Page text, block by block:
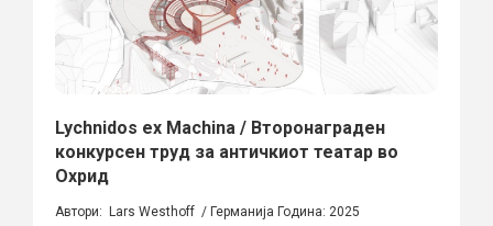
Lychnidos ex Machina / Второнаграден
конкурсен труд за античкиот театар во
Охрид
Автори: Lars Westhoff / Германија Година: 2025